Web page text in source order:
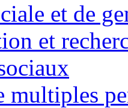
et de
et
multiples